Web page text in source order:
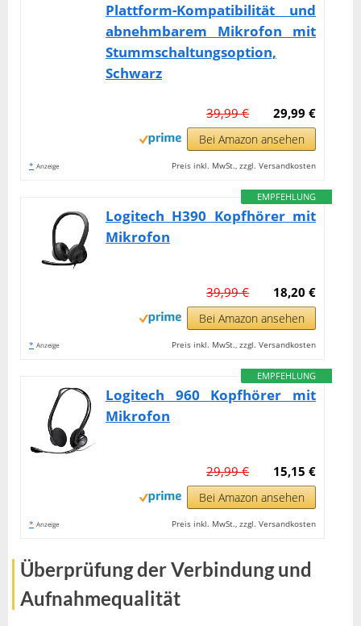
Plattform-Kompatibilität und
abnehmbarem Mikrofon mit
Stummschaltungsoption,
Schwarz
29,99 €
39,99 €
Bei Amazon ansehen
* Anzeige Preis inkl. MwSt., zzgl. Versandkosten
EMPFEHLUNG
Logitech H390 Kopfhörer mit
Mikrofon
18,20 €
39,99 €
Bei Amazon ansehen
* Anzeige Preis inkl. MwSt., zzgl. Versandkosten
EMPFEHLUNG
Logitech 960 Kopfhörer mit
Mikrofon
15,15 €
29,99 €
Bei Amazon ansehen
* Anzeige Preis inkl. MwSt., zzgl. Versandkosten
Überprüfung der Verbindung und
Aufnahmequalität